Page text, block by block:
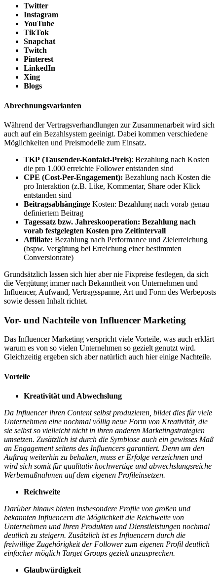
Twitter
Instagram
YouTube
TikTok
Snapchat
Twitch
Pinterest
LinkedIn
Xing
Blogs
Abrechnungsvarianten
Während der Vertragsverhandlungen zur Zusammenarbeit wird sich
auch auf ein Bezahlsystem geeinigt. Dabei kommen verschiedene
Möglichkeiten und Preismodelle zum Einsatz.
TKP (Tausender-Kontakt-Preis): Bezahlung nach Kosten
die pro 1.000 erreichte Follower entstanden sind
CPE (Cost-Per-Engagement): Bezahlung nach Kosten die
pro Interaktion (z.B. Like, Kommentar, Share oder Klick
entstanden sind
Beitragsabhänginge Kosten: Bezahlung nach vorab genau
definiertem Beitrag
Tagessatz bzw. Jahreskooperation: Bezahlung nach
vorab festgelegten Kosten pro Zeitintervall
Affiliate: Bezahlung nach Performance und Zielerreichung
(bspw. Vergütung bei Erreichung einer bestimmten
Conversionrate)
Grundsätzlich lassen sich hier aber nie Fixpreise festlegen, da sich
die Vergütung immer nach Bekanntheit von Unternehmen und
Influencer, Aufwand, Vertragsspanne, Art und Form des Werbeposts
sowie dessen Inhalt richtet.
Vor- und Nachteile von Influencer Marketing
Das Influencer Marketing verspricht viele Vorteile, was auch erklärt
warum es von so vielen Unternehmen so gezielt genutzt wird.
Gleichzeitig ergeben sich aber natürlich auch hier einige Nachteile.
Vorteile
Kreativität und Abwechslung
Da Influencer ihren Content selbst produzieren, bildet dies für viele
Unternehmen eine nochmal völlig neue Form von Kreativität, die
sie selbst so vielleicht nicht in ihren anderen Marketingstrategien
umsetzen. Zusätzlich ist durch die Symbiose auch ein gewisses Maß
an Engagement seitens des Influencers garantiert. Denn um den
Auftrag weiterhin zu behalten, muss er Erfolge verzeichnen und
wird sich somit für qualitativ hochwertige und abwechslungsreiche
Werbemaßnahmen auf dem eigenen Profileinsetzen.
Reichweite
Darüber hinaus bieten insbesondere Profile von großen und
bekannten Influencern die Möglichkeit die Reichweite von
Unternehmen und Ihren Produkten und Dienstleistungen nochmal
deutlich zu steigern. Zusätzlich ist es Influencern durch die
freiwillige Zugehörigkeit der Follower zum eigenen Profil deutlich
einfacher möglich Target Groups gezielt anzusprechen.
Glaubwürdigkeit